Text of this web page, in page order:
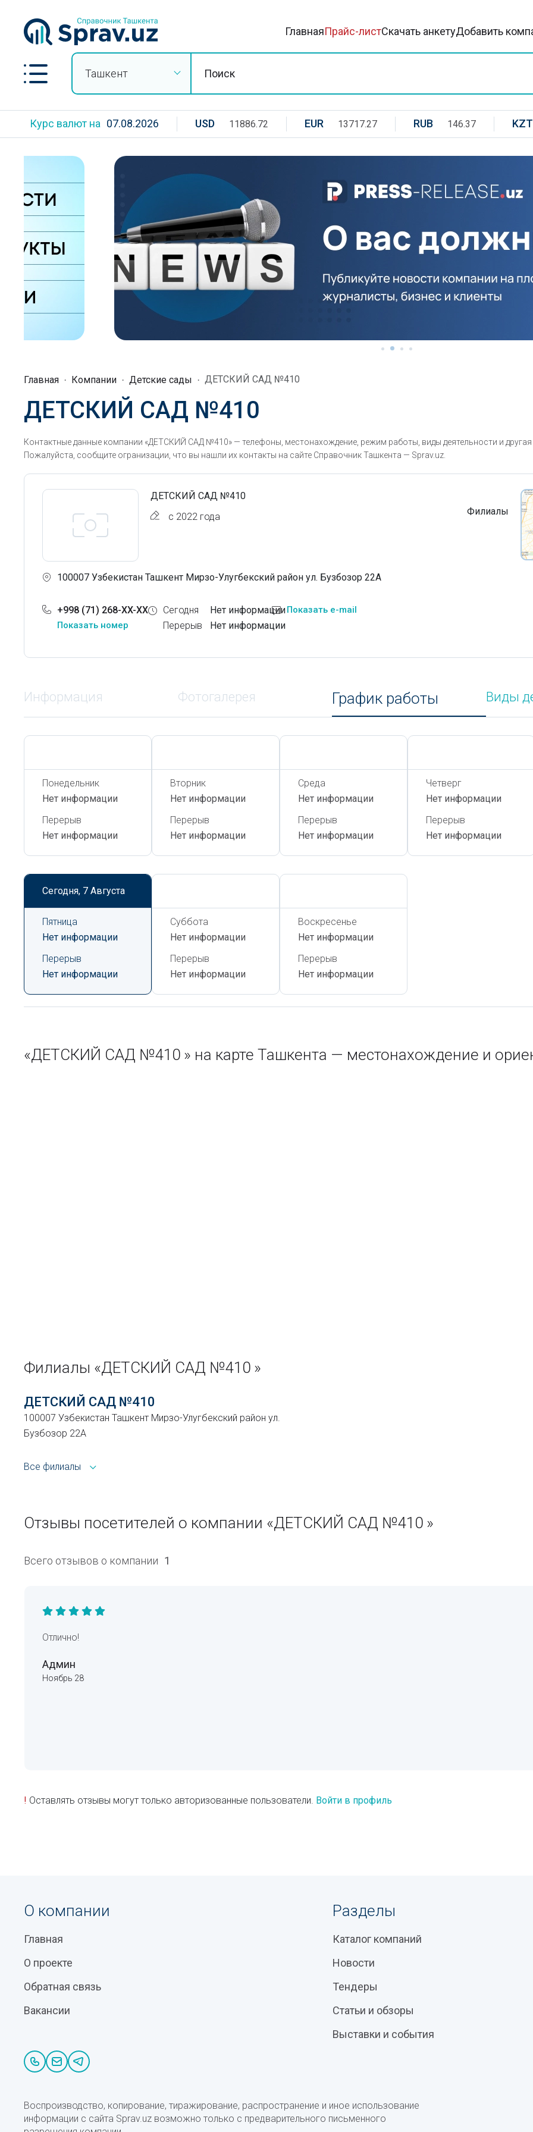
ГлавнаяПрайс-листСкачать анкетуДобавить
Ташкент
Курс валют на 07.08.2026 USD 11886.72 EUR 13717.27 RUB 146.37 KZT
Главная Компании Детские сады ДЕТСКИЙ САД №410
ДЕТСКИЙ САД №410
Контактные данные компании «ДЕТСКИЙ САД №410» — телефоны, местонахождение, режим работы, виды деятельности и
Пожалуйста, сообщите огранизации, что вы нашли их контакты на сайте Справочник Ташкента — Sprav.uz.
ДЕТСКИЙ САД №410
с 2022 года
Филиалы
100007 Узбекистан Ташкент Мирзо-Улугбекский район ул. Бузбозор 22А
+998 (71) 268-XX-XX
Показать номер
Сегодня
Перерыв
Нет информации
Нет информации
Показать e-mail
Информация Фотогалерея График работы Виды
Понедельник
Нет информации
Перерыв
Нет информации
Вторник
Нет информации
Перерыв
Нет информации
Среда
Нет информации
Перерыв
Нет информации
Четверг
Нет информации
Перерыв
Нет информации
Сегодня, 7 Августа
Пятница
Нет информации
Перерыв
Нет информации
Суббота
Нет информации
Перерыв
Нет информации
Воскресенье
Нет информации
Перерыв
Нет информации
«ДЕТСКИЙ САД №410 » на карте Ташкента — местонахождение и
Филиалы «ДЕТСКИЙ САД №410 »
ДЕТСКИЙ САД №410
100007 Узбекистан Ташкент Мирзо-Улугбекский район ул.
Бузбозор 22А
Все филиалы
Отзывы посетителей о компании «ДЕТСКИЙ САД №410 »
Всего отзывов о компании 1
Отлично!
Админ
Ноябрь 28
! Оставлять отзывы могут только авторизованные пользователи. Войти в профиль
О компании
Главная
О проекте
Обратная связь
Вакансии
Разделы
Каталог компаний
Новости
Тендеры
Статьи и обзоры
Выставки и события
Воспроизводство, копирование, тиражирование, распространение и иное использование
информации с сайта Sprav.uz возможно только с предварительного письменного